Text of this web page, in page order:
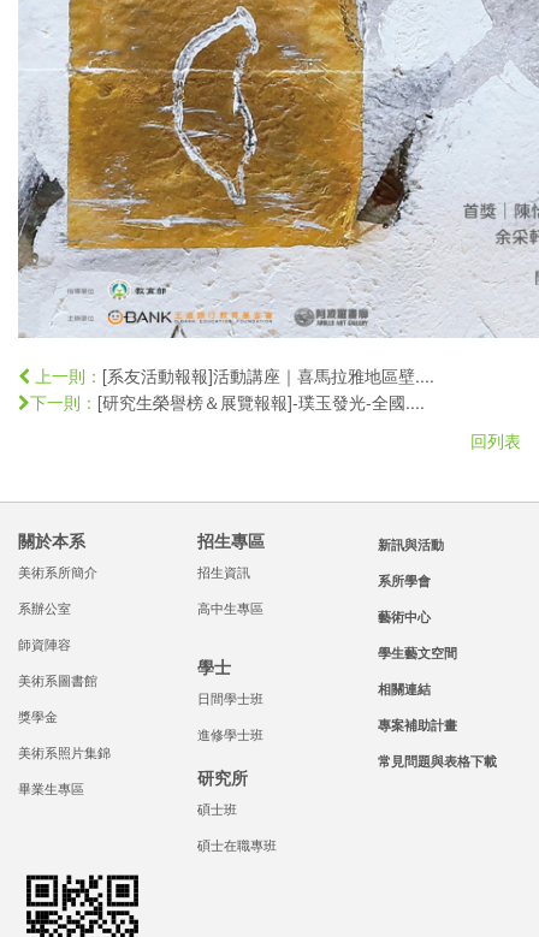
上一則： [系友活動報報]活動講座｜喜馬拉雅地區壁....
下一則： [研究生榮譽榜＆展覽報報]-璞玉發光-全國....
回列表
關於本系
美術系所簡介
系辦公室
師資陣容
美術系圖書館
獎學金
美術系照片集錦
畢業生專區
招生專區
招生資訊
高中生專區
學士
日間學士班
進修學士班
研究所
碩士班
碩士在職專班
新訊與活動
系所學會
藝術中心
學生藝文空間
相關連結
專案補助計畫
常見問題與表格下載